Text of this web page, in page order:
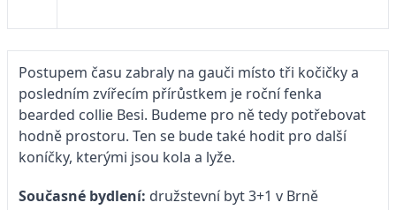
Postupem času zabraly na gauči místo tři kočičky a
posledním zvířecím přírůstkem je roční fenka
bearded collie Besi. Budeme pro ně tedy potřebovat
hodně prostoru. Ten se bude také hodit pro další
koníčky, kterými jsou kola a lyže.
Současné bydlení: družstevní byt 3+1 v Brně